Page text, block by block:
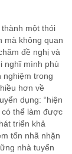
một thói
mà không quan
đề nghị và
nghĩ mình phù
nghiệm trong
hơn về
dụng: “hiện
có thể làm được
triển khả
tốn nhã nhặn
nhà tuyển